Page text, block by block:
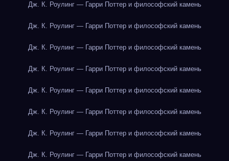
Дж. К. Роулинг — Гарри Поттер и философский камень
Дж. К. Роулинг — Гарри Поттер и философский камень
Дж. К. Роулинг — Гарри Поттер и философский камень
Дж. К. Роулинг — Гарри Поттер и философский камень
Дж. К. Роулинг — Гарри Поттер и философский камень
Дж. К. Роулинг — Гарри Поттер и философский камень
Дж. К. Роулинг — Гарри Поттер и философский камень
Дж. К. Роулинг — Гарри Поттер и философский камень